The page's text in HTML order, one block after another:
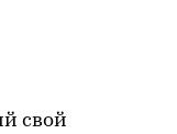
свой